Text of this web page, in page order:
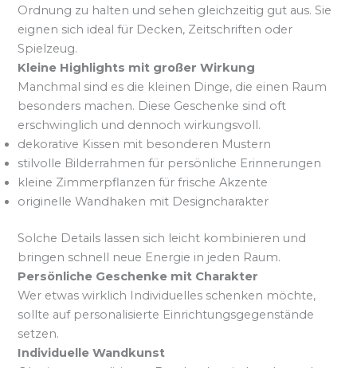
Ordnung zu halten und sehen gleichzeitig gut aus. Sie
eignen sich ideal für Decken, Zeitschriften oder
Spielzeug.
Kleine Highlights mit großer Wirkung
Manchmal sind es die kleinen Dinge, die einen Raum
besonders machen. Diese Geschenke sind oft
erschwinglich und dennoch wirkungsvoll.
dekorative Kissen mit besonderen Mustern
stilvolle Bilderrahmen für persönliche Erinnerungen
kleine Zimmerpflanzen für frische Akzente
originelle Wandhaken mit Designcharakter
Solche Details lassen sich leicht kombinieren und
bringen schnell neue Energie in jeden Raum.
Persönliche Geschenke mit Charakter
Wer etwas wirklich Individuelles schenken möchte,
sollte auf personalisierte Einrichtungsgegenstände
setzen.
Individuelle Wandkunst